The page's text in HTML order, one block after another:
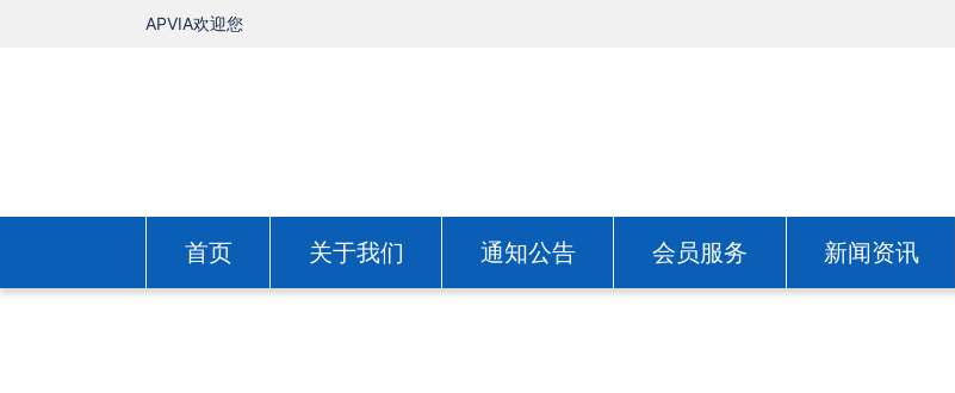
APVIA欢迎您
首页 关于我们 通知公告 会员服务 新闻资讯